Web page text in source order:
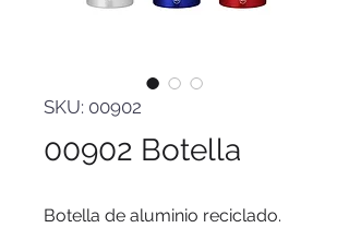
SKU: 00902
00902 Botella
Botella de aluminio reciclado.